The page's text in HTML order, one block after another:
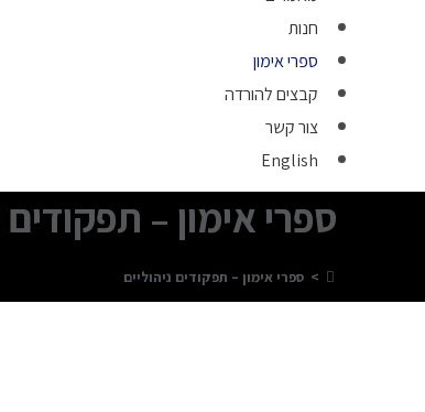
חנות
ספרי אימון
קבצים להורדה
צור קשר
English
ספרי אימון – תפקודים
> ספרי אימון – תפקודים ניהוליים